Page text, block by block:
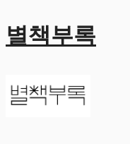
별책부록